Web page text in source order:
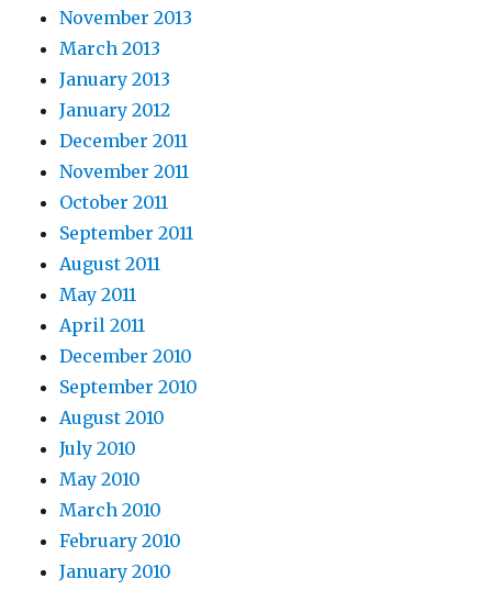
November 2013
March 2013
January 2013
January 2012
December 2011
November 2011
October 2011
September 2011
August 2011
May 2011
April 2011
December 2010
September 2010
August 2010
July 2010
May 2010
March 2010
February 2010
January 2010